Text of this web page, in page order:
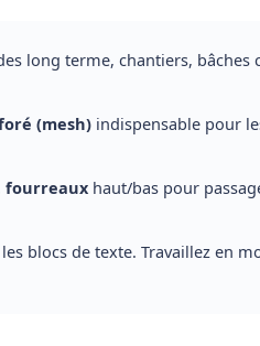
long terme, chantiers, bâches
(mesh) indispensable pour
fourreaux haut/bas pour
les blocs de texte. Travaillez en